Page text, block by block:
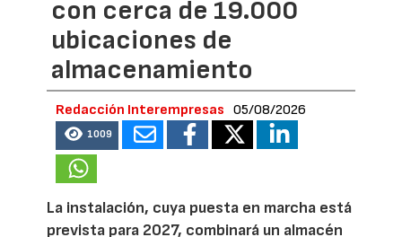
con cerca de 19.000
ubicaciones de
almacenamiento
Redacción Interempresas 05/08/2026
1009
La instalación, cuya puesta en marcha está
prevista para 2027, combinará un almacén